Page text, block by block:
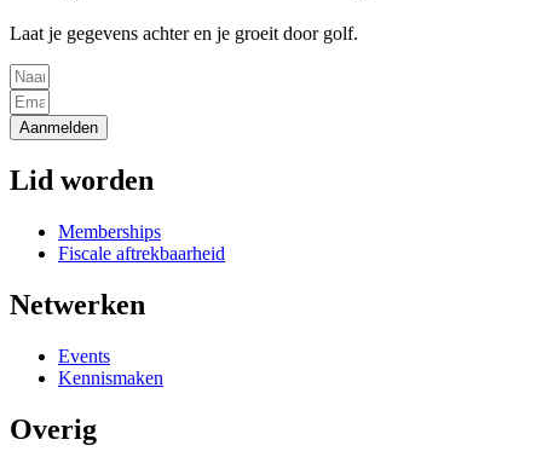
Laat je gegevens achter en je groeit door golf.
Aanmelden
Lid worden
Memberships
Fiscale aftrekbaarheid
Netwerken
Events
Kennismaken
Overig